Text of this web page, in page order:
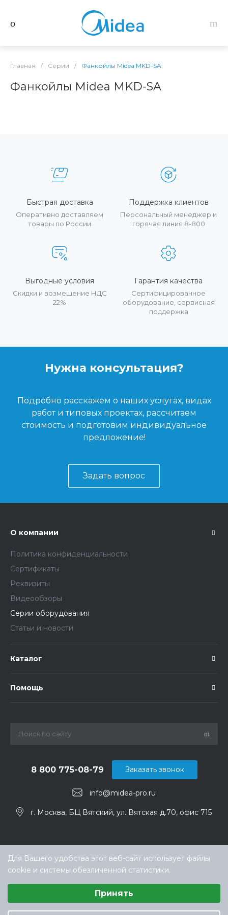
Главная / Серии / Фанкойлы Midea MKD-SA
Фанкойлы Midea MKD-SA
Быстрая доставка
Оперативно доставляем
товары по России
Поддержка клиентов
Персональный менеджер и
горячая линия 8-800
Выгодные условия
Скидки и возмещение НДС
22%
Гарантия качества
Сертифицированное
оборудование, сервисная
поддержка
Нужна консультация?
Подробно расскажем о наших услугах, видах
работ и типовых проектах, рассчитаем
стоимость и подготовим индивидуальное
предложение!
Задать вопрос
О компании
Политика конфиденциальности
Сертификаты
Реквизиты
Видеообзоры
Серии оборудования
Статьи и новости
Каталог
Помощь
info@midea-pro.ru
8 800 775-08-79
г. Москва, БЦ Вятский, ул. Вятская д.70, офис 715
Заказать звонок
Для Вашего удобства этот веб-сайт использует файлы
cookie и системы обезличенной статистики.
Принять